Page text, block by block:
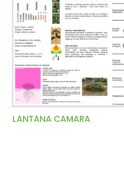
LANTANA CAMARA